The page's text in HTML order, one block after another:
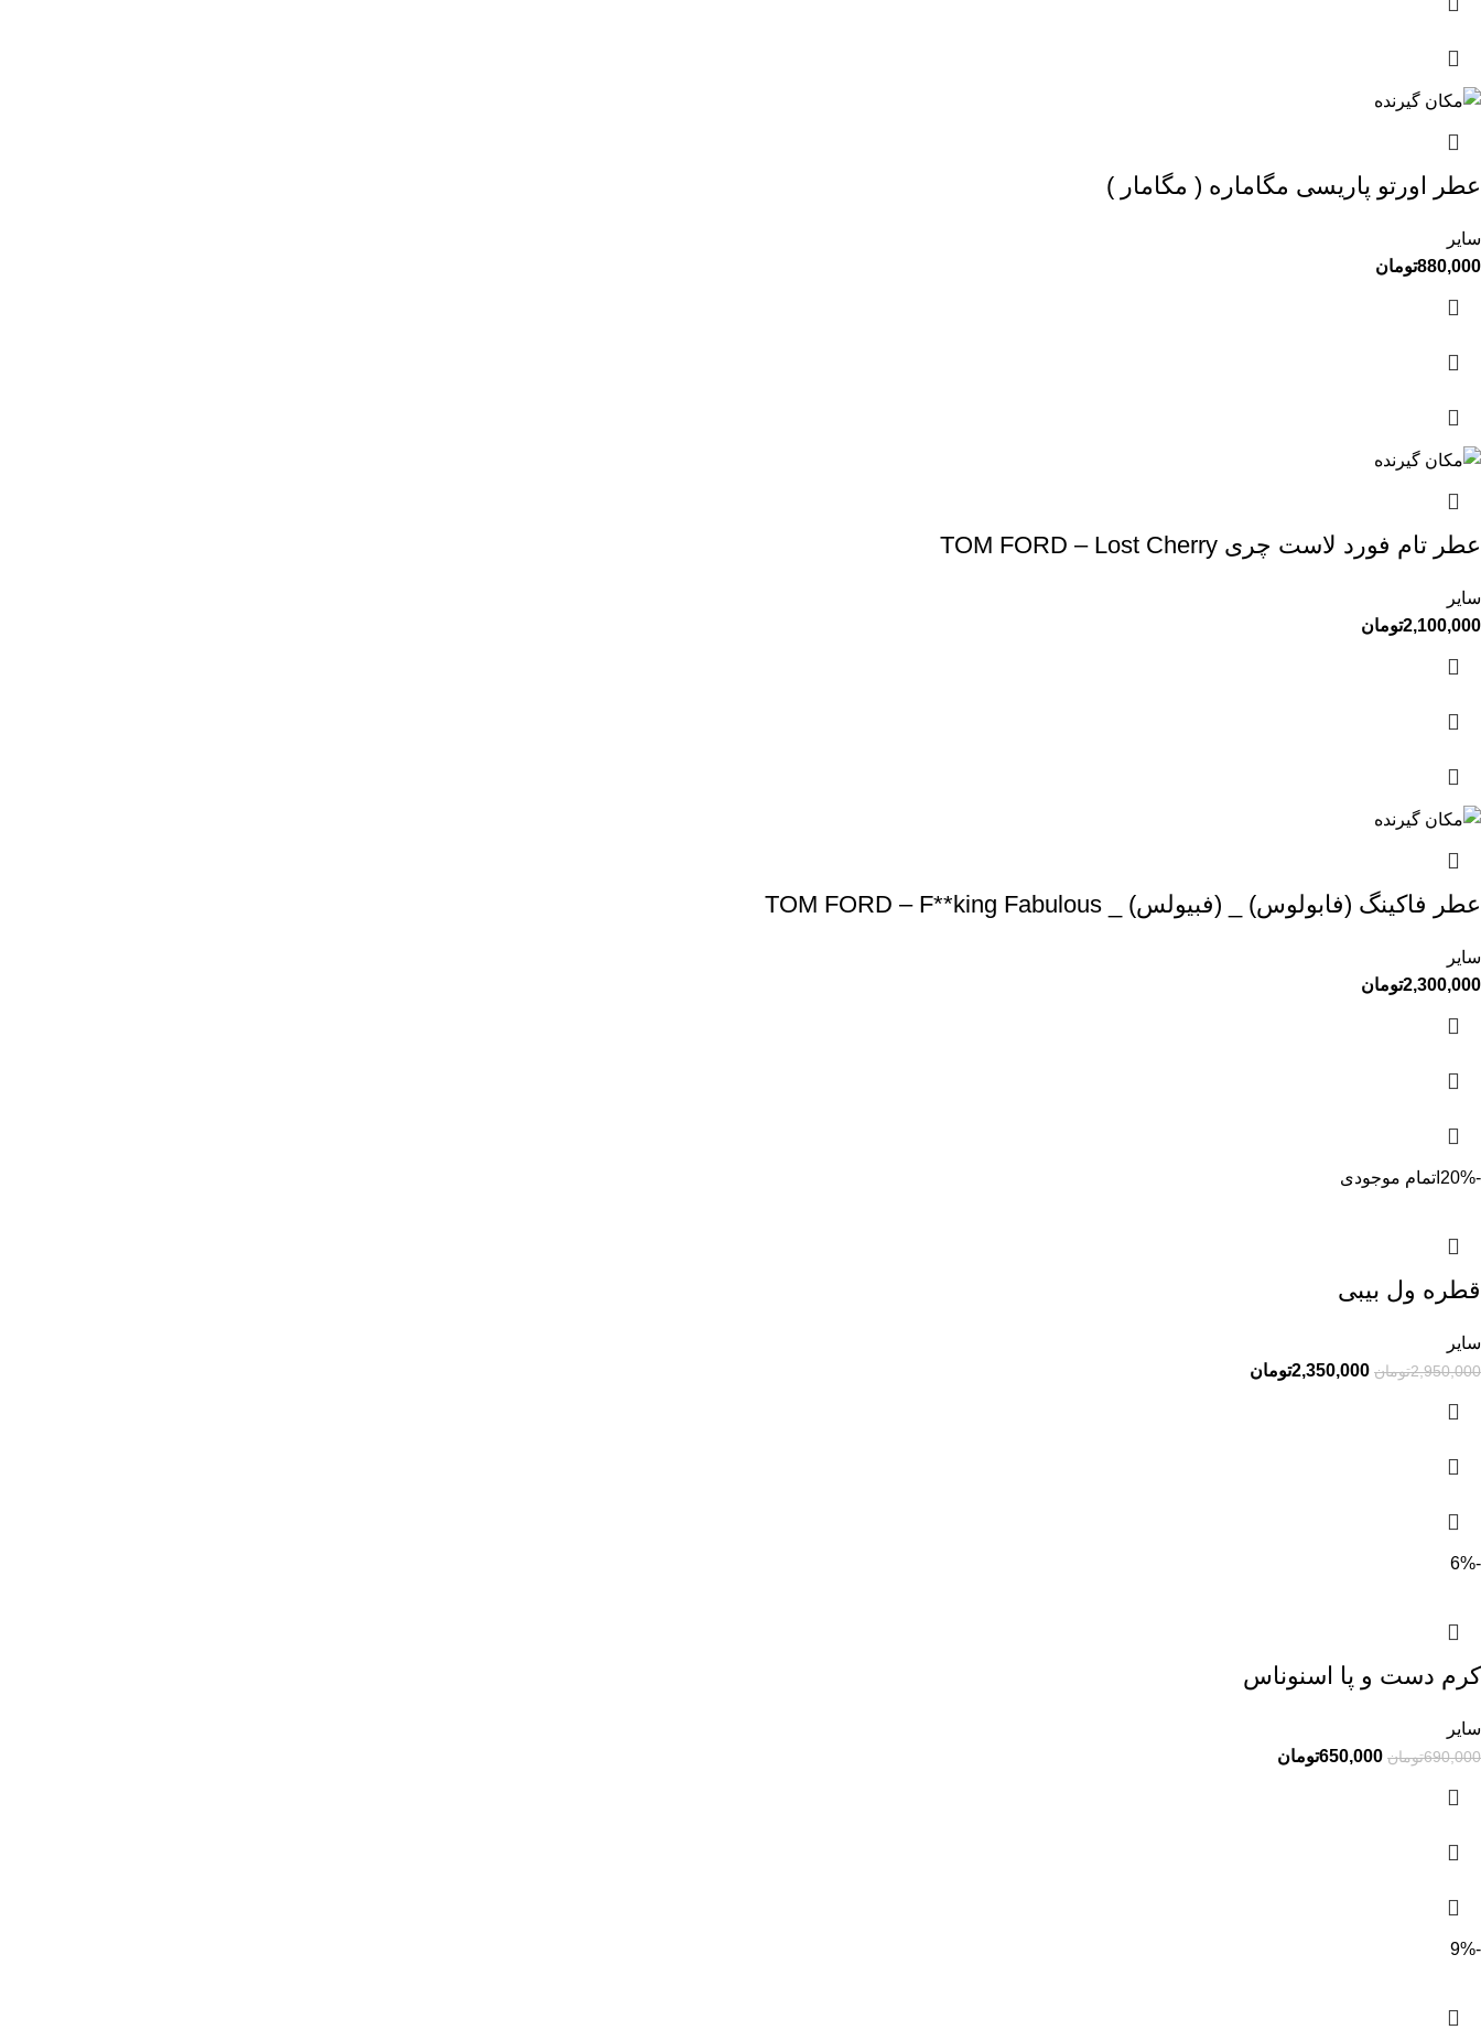
عطر اورتو پاریسی مگاماره ( مگامار )
سایر
880,000تومان
عطر تام فورد لاست چری TOM FORD – Lost Cherry
سایر
2,100,000تومان
عطر فاکینگ (فابولوس) _ (فبیولس) _ TOM FORD – F**king Fabulous
سایر
2,300,000تومان
-20% اتمام موجودی
قطره ول بیبی
سایر
2,950,000تومان 2,350,000تومان
-6%
کرم دست و پا اسنوناس
سایر
690,000تومان 650,000تومان
-9%